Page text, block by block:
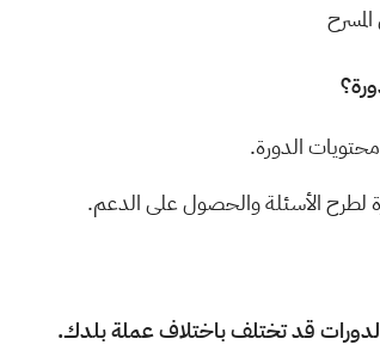
الدورة.
لطرح الأسئلة والحصول على الدعم.
الدورات قد تختلف باختلاف عملة بلدك.